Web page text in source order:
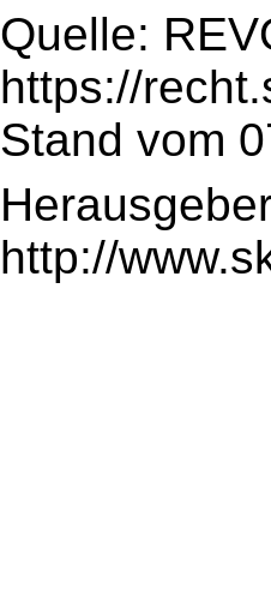
Quelle:
https://
Stand vom
http://